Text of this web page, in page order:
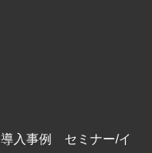
導入事例
セミナー/イ